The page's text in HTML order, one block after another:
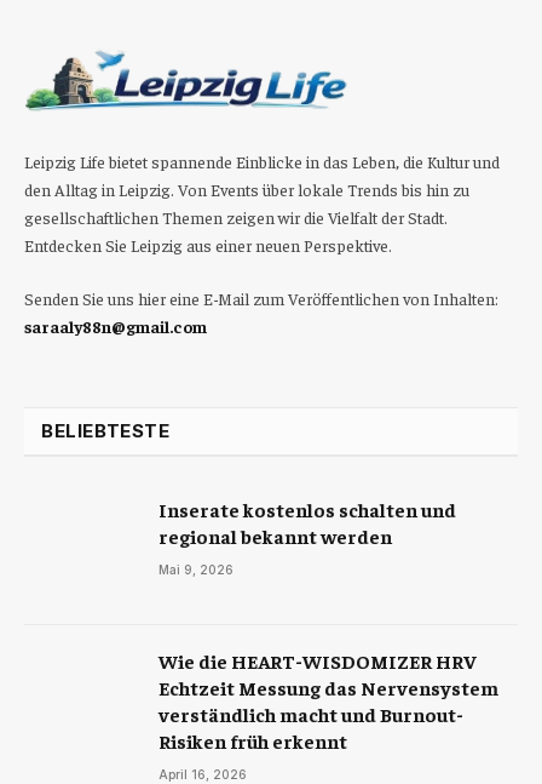
Leipzig Life bietet spannende Einblicke in das Leben, die Kultur und
den Alltag in Leipzig. Von Events über lokale Trends bis hin zu
gesellschaftlichen Themen zeigen wir die Vielfalt der Stadt.
Entdecken Sie Leipzig aus einer neuen Perspektive.
Senden Sie uns hier eine E-Mail zum Veröffentlichen von Inhalten:
saraaly88n@gmail.com
BELIEBTESTE
Inserate kostenlos schalten und
regional bekannt werden
Mai 9, 2026
Wie die HEART-WISDOMIZER HRV
Echtzeit Messung das Nervensystem
verständlich macht und Burnout-
Risiken früh erkennt
April 16, 2026